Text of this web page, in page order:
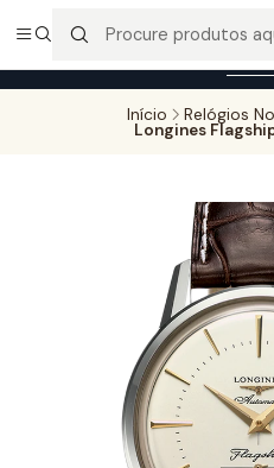
Entregas gratuitas para
encomendas serão
Início Relógios
Longines